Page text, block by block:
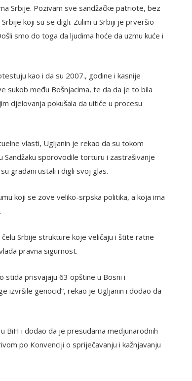
Srbije. Pozivam sve sandžačke patriote, bez
koji su se digli. Zulim u Srbiji je prveršio
smo do toga da ljudima hoće da uzmu kuće i
kao i da su 2007., godine i kasnije
sukob među Bošnjacima, te da da je to bila
djelovanja pokušala da uitiče u procesu
vlasti, Ugljanin je rekao da su tokom
sporovodile torturu i zastrašivanje
građani ustali i digli svoj glas.
koji se zove veliko-srpska politika, a koja ima
Srbije strukture koje veličaju i štite ratne
pravna sigurnost.
stida prisvajaju 63 opštine u Bosni i
izvršile genocid”, rekao je Ugljanin i dodao da
BiH i dodao da je presudama medjunarodnih
po Konvenciji o spriječavanju i kažnjavanju